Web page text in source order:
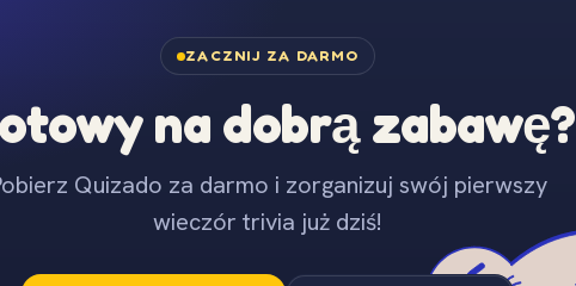
ZACZNIJ ZA DARMO
na dobrą zabawę?
Quizado za darmo i zorganizuj swój pierwszy
wieczór trivia już dziś!